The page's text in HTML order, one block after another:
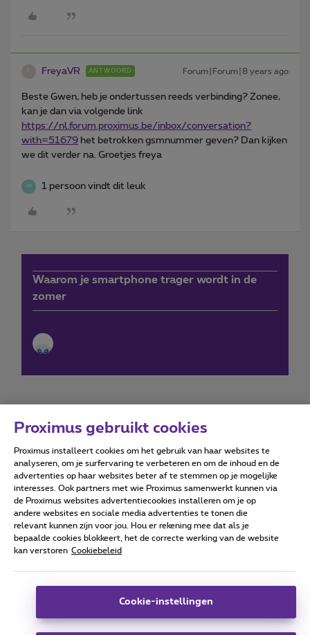
FreyaVR ANTWOORD Forum|Forum|8 years ago
Beste Gwen, heb je ondertussen reeds verbinding? Zonee,
kan je dan via volgende link
https://nl. forum.proximus.be/inbox/conversation?
with=51679 het betrokken gsmnummer geven? Dan kijken
we dit verder na. Groetjes freya
W 1 persoon vindt dit leuk
Waarom je smartphone trager wordt in de
zomer
Forumvoorwaarden Accessibility statement
Alle rechten voorbehouden. © Proximus
Algemene voorwaarden, consumenteninfo
Deze website is gecreëerd en wordt beheerd conform het
Koning Albert II-laan 27 - B-1030 Brussel.
Proximus gebruikt cookies
Proximus installeert cookies om het gebruik van haar websites te
analyseren, om je surfervaring te verbeteren en om de inhoud en de
advertenties op haar websites beter af te stemmen op je mogelijke
interesses. Ook partners met wie Proximus samenwerkt kunnen via
de Proximus websites advertentiecookies installeren om je op
andere websites en sociale media advertenties te tonen die
relevant kunnen zijn voor jou. Hou er rekening mee dat als je
bepaalde cookies blokkeert, het de correcte werking van de website
kan verstoren Cookiebeleid
Cookie-instellingen